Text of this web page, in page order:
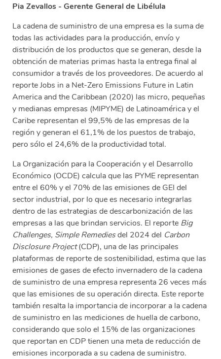
Pia Zevallos - Gerente General de Libélula
La cadena de suministro de una empresa es la suma de
todas las actividades para la producción, envío y
distribución de los productos que se generan, desde la
obtención de materias primas hasta la entrega final al
consumidor a través de los proveedores. De acuerdo al
reporte Jobs in a Net-Zero Emissions Future in Latin
America and the Caribbean (2020) las micro, pequeñas
y medianas empresas (MIPYME) de Latinoamérica y el
Caribe representan el 99,5% de las empresas de la
región y generan el 61,1% de los puestos de trabajo,
pero sólo el 24,6% de la productividad total.
La Organización para la Cooperación y el Desarrollo
Económico (OCDE) calcula que las PYME representan
entre el 60% y el 70% de las emisiones de GEI del
sector industrial, por lo que es necesario integrarlas
dentro de las estrategias de descarbonización de las
empresas a las que brindan servicios. El reporte Big
Challenges, Simple Remediesdel 2024 del Carbon
Disclosure Project(CDP), una de las principales
plataformas de reporte de sostenibilidad, estima que las
emisiones de gases de efecto invernadero de la cadena
de suministro de una empresa representa 26 veces más
que las emisiones de su operación directa. Este reporte
también resalta la importancia de incorporar a la cadena
de suministro en las mediciones de huella de carbono,
considerando que solo el 15% de las organizaciones
que reportan en CDP tienen una meta de reducción de
emisiones incorporada a su cadena de suministro.